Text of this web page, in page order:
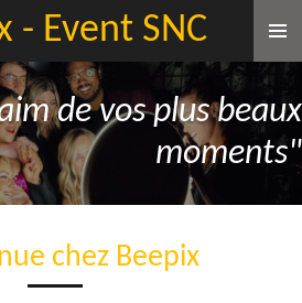
- Event SNC
de vos plus beaux
moments"
chez Beepix